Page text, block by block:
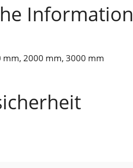
Information
mm, 2000 mm, 3000 mm